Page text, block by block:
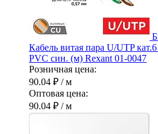
Кабель витая пара U/UTP
PVC син. (м) Rexant 01-0047
Розничная цена:
90.04 ₽ / м
Оптовая цена:
90.04 ₽ / м